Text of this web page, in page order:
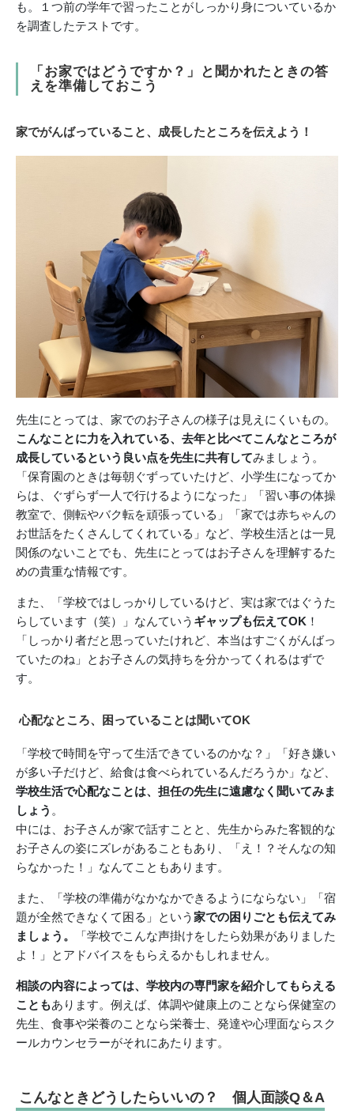
も。１つ前の学年で習ったことがしっかり身についているか
を調査したテストです。
「お家ではどうですか？」と聞かれたときの答
えを準備しておこう
家でがんばっていること、成長したところを伝えよう！
先生にとっては、家でのお子さんの様子は見えにくいもの。
こんなことに力を入れている、去年と比べてこんなところが
成長しているという良い点を先生に共有してみましょう。
「保育園のときは毎朝ぐずっていたけど、小学生になってか
らは、ぐずらず一人で行けるようになった」「習い事の体操
教室で、側転やバク転を頑張っている」「家では赤ちゃんの
お世話をたくさんしてくれている」など、学校生活とは一見
関係のないことでも、先生にとってはお子さんを理解するた
めの貴重な情報です。
また、「学校ではしっかりしているけど、実は家ではぐうた
らしています（笑）」なんていう ギャップも伝えてOK ！
「しっかり者だと思っていたけれど、本当はすごくがんばっ
ていたのね」とお子さんの気持ちを分かってくれるはずで
す。
心配なところ、困っていることは聞いてOK
「学校で時間を守って生活できているのかな？」「好き嫌い
が多い子だけど、給食は食べられているんだろうか」など、
学校生活で心配なことは、担任の先生に遠慮なく聞いてみま
しょう 。
中には、お子さんが家で話すことと、先生からみた客観的な
お子さんの姿にズレがあることもあり、「え！？そんなの知
らなかった！」なんてこともあります。
また、「学校の準備がなかなかできるようにならない」「宿
題が全然できなくて困る」という 家での困りごとも伝えてみ
ましょう。
「学校でこんな声掛けをしたら効果がありました
よ！」とアドバイスをもらえるかもしれません。
相談の内容によっては、学校内の専門家を紹介してもらえる
こともあります。例えば、体調や健康上のことなら保健室の
先生、食事や栄養のことなら栄養士、発達や心理面ならスク
ールカウンセラーがそれにあたります。
こんなときどうしたらいいの？ 個人面談Q＆A